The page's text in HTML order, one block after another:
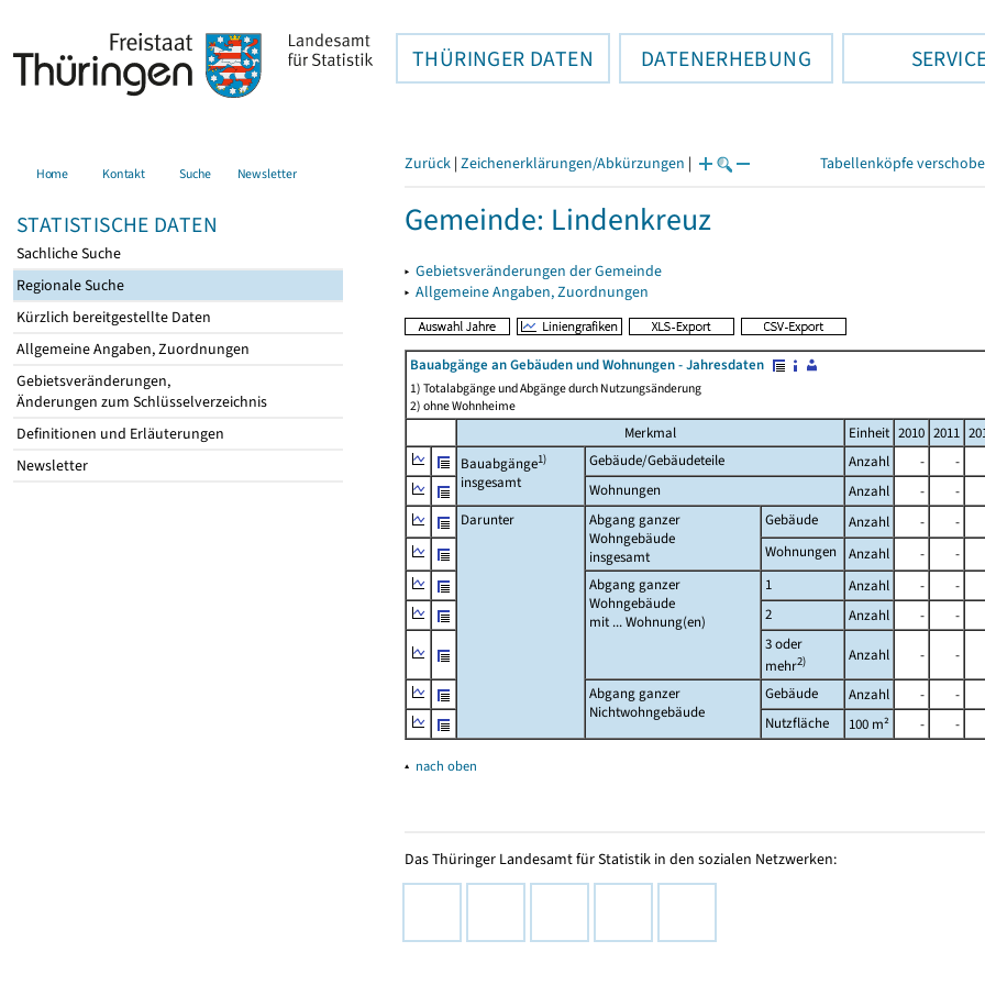
THÜRINGER DATEN DATENERHEBUNG
Home Kontakt Suche Newsletter
STATISTISCHE DATEN
Sachliche Suche
Regionale Suche
Kürzlich bereitgestellte Daten
Allgemeine Angaben, Zuordnungen
Gebietsveränderungen,
Änderungen zum Schlüsselverzeichnis
Definitionen und Erläuterungen
Newsletter
Zurück | Zeichenerklärungen/Abkürzungen | Tabellenköpfe
Gemeinde: Lindenkreuz
▸ Gebietsveränderungen der Gemeinde
▸ Allgemeine Angaben, Zuordnungen
Bauabgänge an Gebäuden und Wohnungen - Jahresdaten
1) Totalabgänge und Abgänge durch Nutzungsänderung
2) ohne Wohnheime
Merkmal Einheit 2010 2011
Bauabgänge1)
insgesamt
Gebäude/Gebäudeteile Anzahl - -
Wohnungen
Anzahl - -
Darunter
Abgang ganzer
Wohngebäude
insgesamt
Gebäude Anzahl - -
Wohnungen
Anzahl - -
Abgang ganzer
Wohngebäude
mit ... Wohnung(en)
1 Anzahl - -
2
Anzahl - -
3 oder
mehr2) Anzahl - -
Abgang ganzer
Nichtwohngebäude
Gebäude Anzahl - -
Nutzfläche
100 m² - -
▴ nach oben
Das Thüringer Landesamt für Statistik in den sozialen Netzwerken: